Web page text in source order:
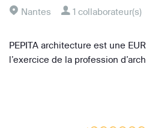
Nantes 1 collaborateur(s)
PEPITA architecture est une
l’exercice de la profession